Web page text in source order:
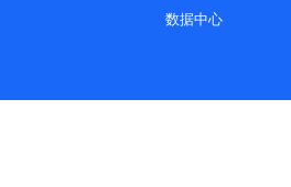
数据中心